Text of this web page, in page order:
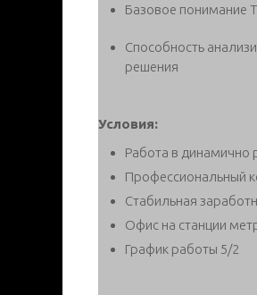
Базовое понимание
Способность
решения
Условия:
Работа в динамично
Профессиональный
Стабильная
Офис на станции
График работы 5/2